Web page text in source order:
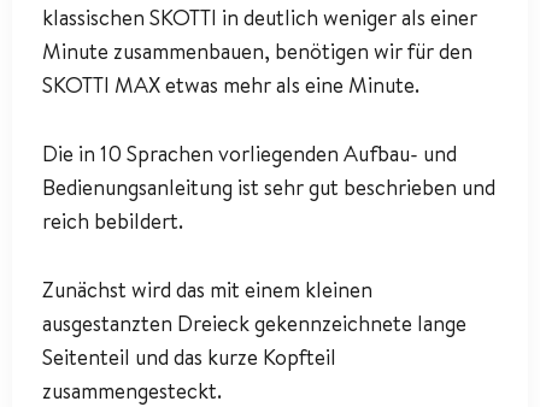
klassischen SKOTTI in deutlich weniger als einer
Minute zusammenbauen, benötigen wir für den
SKOTTI MAX etwas mehr als eine Minute.
Die in 10 Sprachen vorliegenden Aufbau- und
Bedienungsanleitung ist sehr gut beschrieben und
reich bebildert.
Zunächst wird das mit einem kleinen
ausgestanzten Dreieck gekennzeichnete lange
Seitenteil und das kurze Kopfteil
zusammengesteckt.